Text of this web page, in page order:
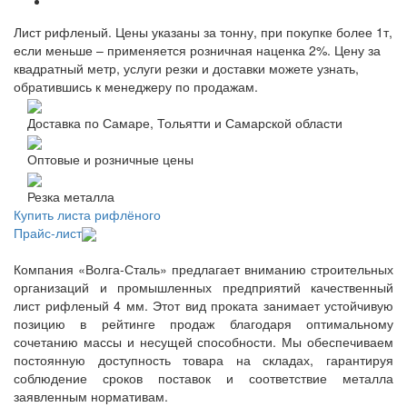
Лист рифленый. Цены указаны за тонну, при покупке более 1т,
если меньше – применяется розничная наценка 2%. Цену за
квадратный метр, услуги резки и доставки можете узнать,
обратившись к менеджеру по продажам.
Доставка по Самаре, Тольятти и Самарской области
Оптовые и розничные цены
Резка металла
Купить листа рифлёного
Прайс-лист
Компания «Волга-Сталь» предлагает вниманию строительных
организаций и промышленных предприятий качественный
лист рифленый 4 мм. Этот вид проката занимает устойчивую
позицию в рейтинге продаж благодаря оптимальному
сочетанию массы и несущей способности. Мы обеспечиваем
постоянную доступность товара на складах, гарантируя
соблюдение сроков поставок и соответствие металла
заявленным нормативам.